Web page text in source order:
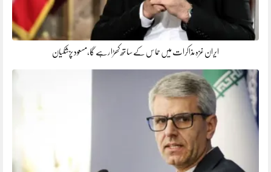
ایران غزہ مذاکرات میں حماس کے ساتھ کھڑا رہے گا،مسعود پزشکیان